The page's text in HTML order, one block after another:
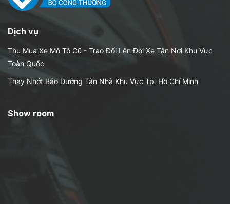
Dịch vụ
Thu Mua Xe Mô Tô Cũ - Trao Đổi Lên Đời Xe Tận Nơi Khu Vực
Toàn Quốc
Thay Nhớt Bảo Dưỡng Tận Nhà Khu Vực Tp. Hồ Chí Minh
Show room